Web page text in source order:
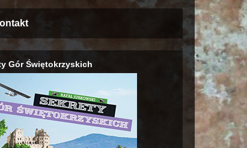
Gór Świętokrzyskich